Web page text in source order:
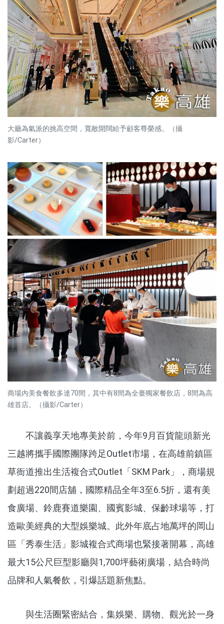
大廳為氣派的挑高空間，寬敞開闊給予顧客尊榮感。（攝
影/Carter）
商場內美食餐飲多達70間，其中有8間為全臺獨家餐飲店，8間為高
雄首店。（攝影/Carter）
不讓義享天地專美於前，今年9月百貨龍頭新光
三越將攜手國際團隊跨足Outlet市場，在高雄前鎮區
草衙道推出生活複合式Outlet「SKM Park」，商場規
劃超過220間店舖，國際精品全年3至6.5折，還有美
食廣場、鈴鹿賽道樂園、國賓影城、保齡球場等，打
造歐美經典的大型娛樂城。此外年底占地萬坪的岡山
區「秀泰生活」影城複合式商場也緊接著開幕，高雄
最大15公尺巨型影廳與1,700坪藝術廣場，結合時尚
品牌和人氣餐飲，引爆話題新焦點。
與生活圈緊密結合，集娛樂、購物、觀光於一身